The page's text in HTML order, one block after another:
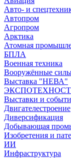
Авто- и
Автопром
Агропром
Арктика
Атомная
БПЛА
Военная техника
Вооружённые
Выставка "НЕВА"
Выставки и
Двигателестроение
Диверсификация
Добывающая
Изобретения и
ИИ
Инфраструктура